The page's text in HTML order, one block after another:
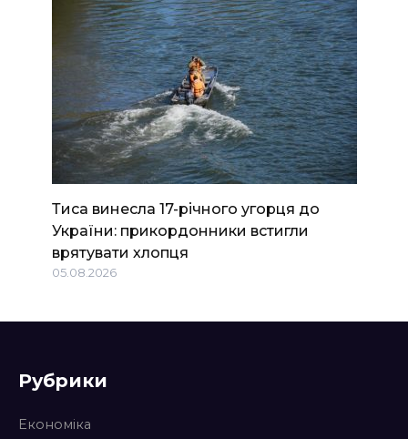
Тиса винесла 17-річного угорця до
України: прикордонники встигли
врятувати хлопця
05.08.2026
Рубрики
Економіка